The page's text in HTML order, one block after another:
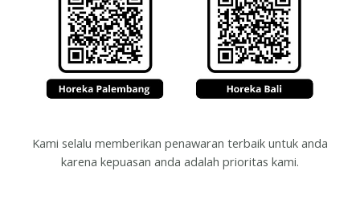
Kami selalu memberikan penawaran terbaik untuk anda
karena kepuasan anda adalah prioritas kami.